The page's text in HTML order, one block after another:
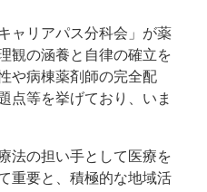
ャリアパス分科会」が薬
観の涵養と自律の確立を
や病棟薬剤師の完全配
点等を挙げており、いま
法の担い手として医療を
重要と、積極的な地域活